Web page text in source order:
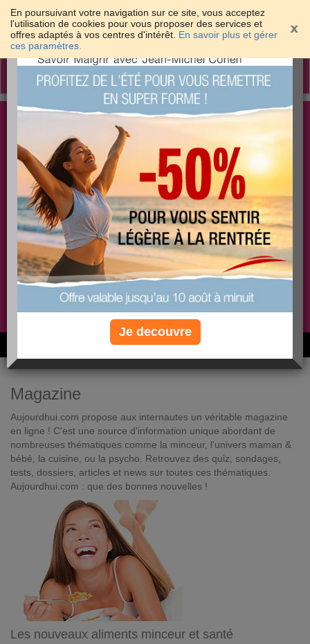
En poursuivant votre navigation sur ce site, vous acceptez
l'utilisation de cookies pour vous proposer des services et
offres adaptés à vos centres d'intérêt. En savoir plus et gérer
ces paramètres.
Toggle
Les meilleures solutions pour maigrir et être bien
dans sa peau
PLUS
EFFICACE
PLUS
SANTÉ
PLUS
COACHING
Non, je préfère le régime gratuit
6M de personnes ont maigri et réappris à manger avec nous
Magazine
Aujourdhui.com propose aux internautes un véritable magazine
en ligne ! C'est une source d'information unique abordant de
nombreuses thématiques comme la minceur, l'univers maman &
bébé, la cuisine, ou la psycho. Retrouvez des quiz, sondages,
tests, dossiers, articles et news sur toutes ces thématiques.
Aujourdhui.com : que des bonnes nouvelles !
Les nouveaux aliments minceur et santé
×
Je decouvre